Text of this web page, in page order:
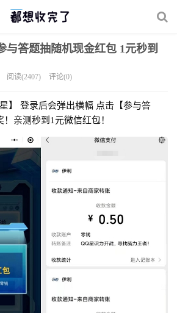
与答题抽随机现金红包 1元秒到
阅读(2407) 评论(0)
】 登录后会弹出横幅 点击【参与答
亲测秒到1元微信红包！